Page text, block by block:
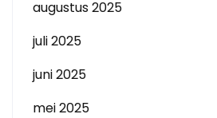
augustus 2025
juli 2025
juni 2025
mei 2025